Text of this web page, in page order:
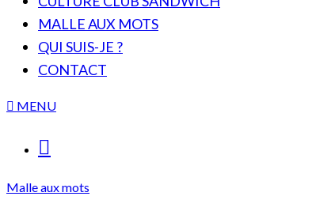
MALLE AUX MOTS
QUI SUIS-JE ?
CONTACT
MENU
Malle aux mots